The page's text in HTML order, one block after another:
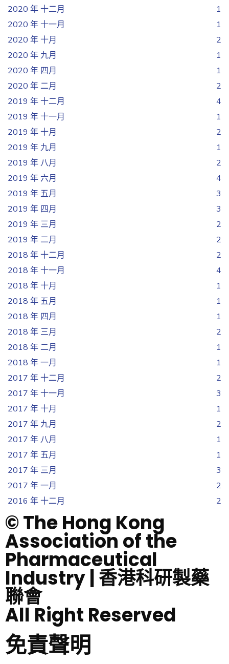
2020 年 十二月
1
2020 年 十一月
1
2020 年 十月
2
2020 年 九月
1
2020 年 四月
1
2020 年 二月
2
2019 年 十二月
4
2019 年 十一月
1
2019 年 十月
2
2019 年 九月
1
2019 年 八月
2
2019 年 六月
4
2019 年 五月
3
2019 年 四月
3
2019 年 三月
2
2019 年 二月
2
2018 年 十二月
2
2018 年 十一月
4
2018 年 十月
1
2018 年 五月
1
2018 年 四月
1
2018 年 三月
2
2018 年 二月
1
2018 年 一月
1
2017 年 十二月
2
2017 年 十一月
3
2017 年 十月
1
2017 年 九月
2
2017 年 八月
1
2017 年 五月
1
2017 年 三月
3
2017 年 一月
2
2016 年 十二月
2
© The Hong Kong
Association of the
Pharmaceutical
Industry | 香港科研製藥
聯會
All Right Reserved
免責聲明